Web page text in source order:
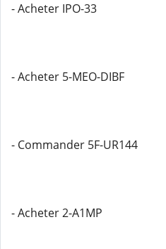
- Acheter IPO-33
- Acheter 5-MEO-DIBF
- Commander 5F-UR144
- Acheter 2-A1MP